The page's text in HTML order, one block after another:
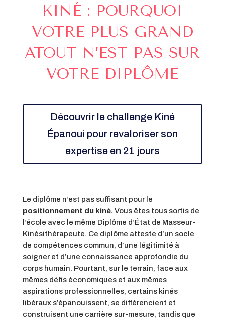
KINÉ : POURQUOI
VOTRE PLUS GRAND
ATOUT N’EST PAS SUR
VOTRE DIPLÔME
Découvrir le challenge Kiné
Épanoui pour revaloriser son
expertise en 21 jours
Le diplôme n’est pas suffisant pour le
positionnement du kiné. Vous êtes tous sortis de
l’école avec le même Diplôme d’État de Masseur-
Kinésithérapeute. Ce diplôme atteste d’un socle
de compétences commun, d’une légitimité à
soigner et d’une connaissance approfondie du
corps humain. Pourtant, sur le terrain, face aux
mêmes défis économiques et aux mêmes
aspirations professionnelles, certains kinés
libéraux s’épanouissent, se différencient et
construisent une carrière sur-mesure, tandis que